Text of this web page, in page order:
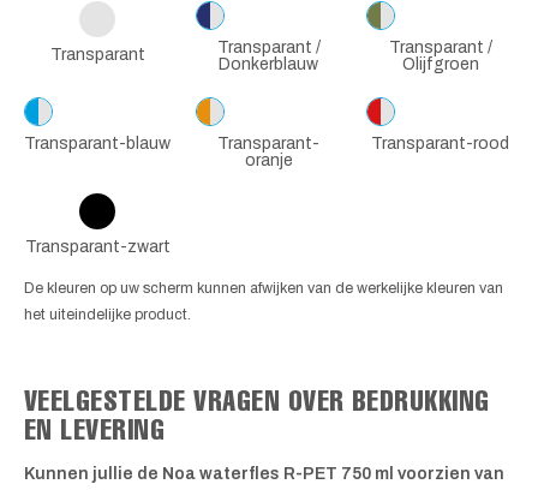
Transparant
Transparant /
Donkerblauw
Transparant /
Olijfgroen
Transparant-blauw
Transparant-
oranje
Transparant-rood
Transparant-zwart
De kleuren op uw scherm kunnen afwijken van de werkelijke kleuren van
het uiteindelijke product.
VEELGESTELDE VRAGEN OVER BEDRUKKING
EN LEVERING
Kunnen jullie de Noa waterfles R-PET 750 ml voorzien van